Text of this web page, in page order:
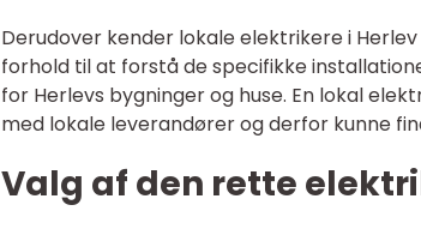
Derudover kender lokale elektrikere i
forhold til at forstå de specifikke
for Herlevs bygninger og huse. En lokal
med lokale leverandører og derfor kunne
Valg af den rette